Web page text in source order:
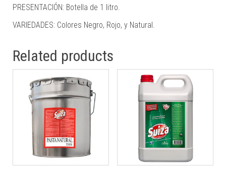
PRESENTACIÓN: Botella de 1 litro.
VARIEDADES: Colores Negro, Rojo, y Natural.
Related products